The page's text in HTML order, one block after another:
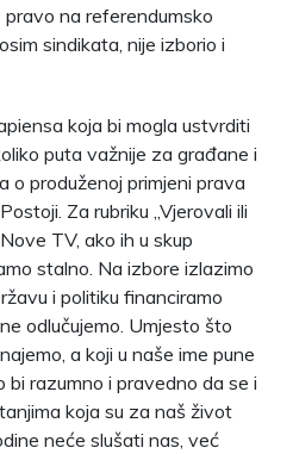
na referendumsko
sindikata, nije izborio i
koja bi mogla ustvrditi
puta važnije za građane i
o produženoj primjeni prava
Za rubriku „Vjerovali ili
TV, ako ih u skup
stalno. Na izbore izlazimo
i politiku financiramo
odlučujemo. Umjesto što
a koji u naše ime pune
bi razumno i pravedno da se i
koja su za naš život
neće slušati nas, već